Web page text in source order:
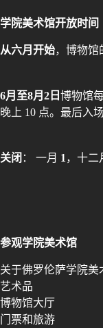
学院美术馆开放时间
从六月开始，博物馆
6月至8月2日 博物馆
晚上 10 点。最后入
关闭 ： 一月 1 ，十二
参观学院美术馆
关于佛罗伦萨学院美
艺术品
博物馆大厅
门票和旅游